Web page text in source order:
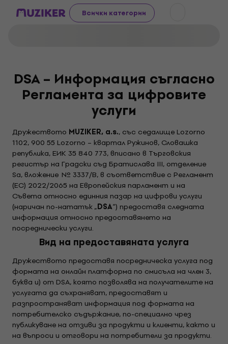
Всички категории
DSA – Информация съгласно
Регламента за цифровите
услуги
Дружеството MUZIKER, a.s., със седалище Lozorno
1102, 900 55 Lozorno – квартал Ружинов, Словашка
република, ЕИК 35 840 773, вписано в Търговския
регистър на Градски съд Братислава III, отделение
Sa, вложение № 3337/B, в съответствие с Регламент
(ЕС) 2022/2065 на Европейския парламент и на
Съвета относно единния пазар на цифрови услуги
(наричан по-нататък „DSA“) предоставя следната
информация относно предоставянето на
посреднически услуги.
Вид на предоставяната услуга
Дружеството предоставя посредническа услуга под
формата на онлайн платформа по смисъла на член 3,
буква и) от DSA, която позволява на получателите на
услугата да съхраняват, предоставят и
разпространяват информация под формата на
потребителско съдържание, по-специално чрез
публикуване на отзиви за продукти и клиенти, както и
на въпроси и отговори на потребители за продукти.